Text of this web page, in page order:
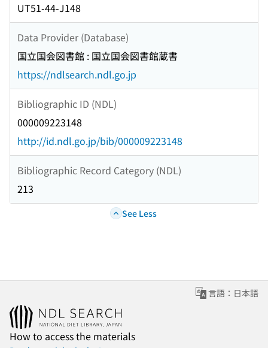
UT51-44-J148
Data Provider (Database)
国立国会図書館 : 国立国会図書館蔵書
https://ndlsearch.ndl.go.jp
Bibliographic ID (NDL)
000009223148
http://id.ndl.go.jp/bib/000009223148
Bibliographic Record Category (NDL)
213
See Less
言語：日本語
How to access the materials